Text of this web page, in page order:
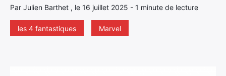
Par Julien Barthet , le 16 juillet 2025 - 1 minute de lecture
les 4 fantastiques Marvel